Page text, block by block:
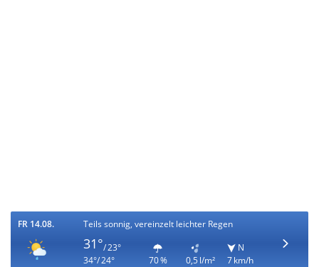
FR 14.08. Teils sonnig, vereinzelt leichter Regen
31°/ 23°
34°/ 24°
70 % 0,5 l/m²
N
7 km/h